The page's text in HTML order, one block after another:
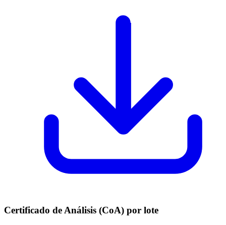
Certificado de Análisis (CoA) por lote